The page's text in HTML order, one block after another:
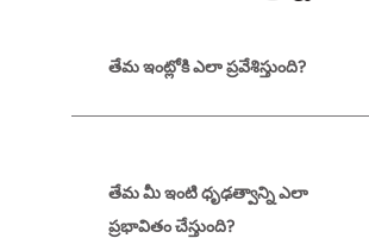
తేమ ఇంట్లోకి ఎలా ప్రవేశిస్తుంది?
తేమ మీ ఇంటి ధృఢత్వాన్ని ఎలా
ప్రభావితం చేస్తుంది?